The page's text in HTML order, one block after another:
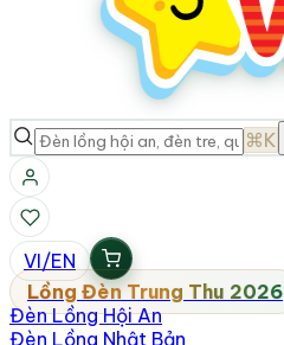
⌘K
VI/EN
Lồng Đèn Trung Thu 2026
Đèn Lồng Hội An
Đèn Lồng Nhật Bản